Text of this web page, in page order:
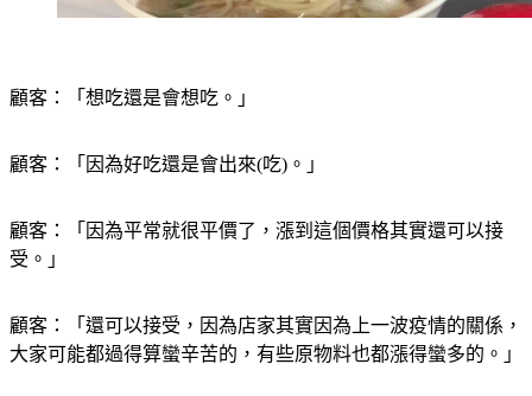
顧客：「因為平常就很平價了，漲到這個價格其實還可以接
顧客：「還可以接受，因為店家其實因為上一波疫情的關係，